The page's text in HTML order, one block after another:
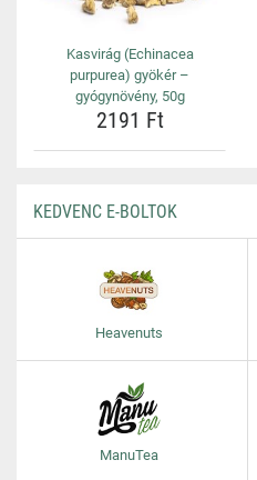
Kasvirág (Echinacea
purpurea) gyökér –
gyógynövény, 50g
2191 Ft
KEDVENC E-BOLTOK
Heavenuts
ManuTea